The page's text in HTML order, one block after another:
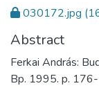
030172.jpg
Abstract
Ferkai András:
Bp. 1995. p.